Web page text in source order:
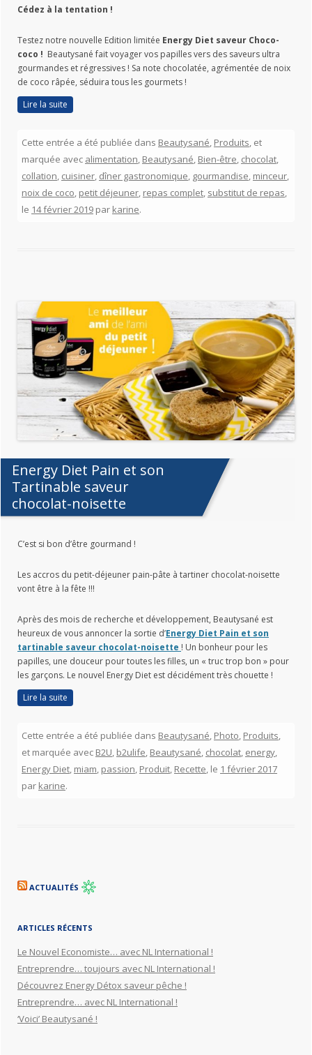
Cédez à la tentation !
Testez notre nouvelle Edition limitée Energy Diet saveur Choco-
coco ! Beautysané fait voyager vos papilles vers des saveurs ultra
gourmandes et régressives ! Sa note chocolatée, agrémentée de noix
de coco râpée, séduira tous les gourmets !
Lire la suite
Cette entrée a été publiée dans Beautysané, Produits, et
marquée avec alimentation, Beautysané, Bien-être, chocolat,
collation, cuisiner, dîner gastronomique, gourmandise, minceur,
noix de coco, petit déjeuner, repas complet, substitut de repas,
le 14 février 2019 par karine.
Energy Diet Pain et son
Tartinable saveur
chocolat-noisette
C’est si bon d’être gourmand !
Les accros du petit-déjeuner pain-pâte à tartiner chocolat-noisette
vont être à la fête !!!
Après des mois de recherche et développement, Beautysané est
heureux de vous annoncer la sortie d’Energy Diet Pain et son
tartinable saveur chocolat-noisette ! Un bonheur pour les
papilles, une douceur pour toutes les filles, un « truc trop bon » pour
les garçons. Le nouvel Energy Diet est décidément très chouette !
Lire la suite
Cette entrée a été publiée dans Beautysané, Photo, Produits,
et marquée avec B2U, b2ulife, Beautysané, chocolat, energy,
Energy Diet, miam, passion, Produit, Recette, le 1 février 2017
par karine.
ACTUALITÉS
ARTICLES RÉCENTS
Le Nouvel Economiste… avec NL International !
Entreprendre… toujours avec NL International !
Découvrez Energy Détox saveur pêche !
Entreprendre… avec NL International !
‘Voici’ Beautysané !